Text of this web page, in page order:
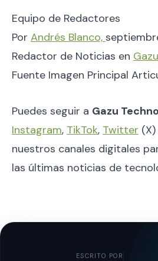
Equipo de Redactores
Por Andrés Blanco,
Redactor de Noticias en
Fuente Imagen Principal
Puedes seguir a Gazu
Instagram, TikTok, Twitter
nuestros canales digitales
las últimas noticias de
ESCRITO POR